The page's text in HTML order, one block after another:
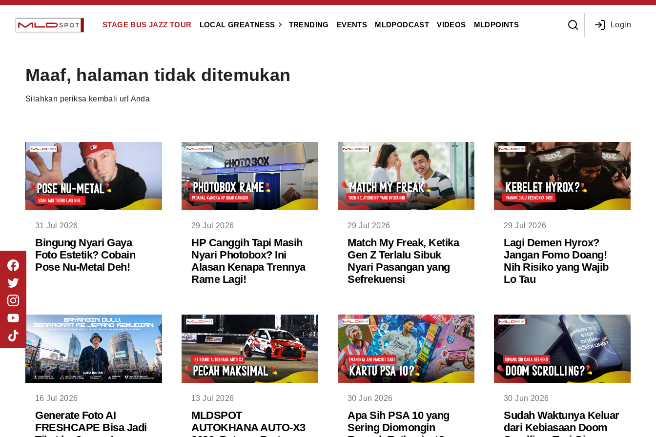
STAGE BUS JAZZ TOUR LOCAL GREATNESS TRENDING EVENTS MLDPODCAST VIDEOS MLDPOINTS Login
Maaf, halaman tidak ditemukan
Silahkan periksa kembali url Anda
31 Jul 2026
Bingung Nyari Gaya
Foto Estetik? Cobain
Pose Nu-Metal Deh!
29 Jul 2026
HP Canggih Tapi Masih
Nyari Photobox? Ini
Alasan Kenapa Trennya
Rame Lagi!
29 Jul 2026
Match My Freak, Ketika
Gen Z Terlalu Sibuk
Nyari Pasangan yang
Sefrekuensi
29 Jul 2026
Lagi Demen Hyrox?
Jangan Fomo Doang!
Nih Risiko yang Wajib
Lo Tau
16 Jul 2026
Generate Foto AI
FRESHCAPE Bisa Jadi
13 Jul 2026
MLDSPOT
AUTOKHANA AUTO-X3
30 Jun 2026
Apa Sih PSA 10 yang
Sering Diomongin
30 Jun 2026
Sudah Waktunya Keluar
dari Kebiasaan Doom